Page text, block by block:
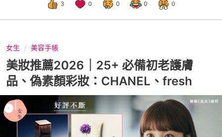
3 0 0 0 0
女生 美容手帳
美妝推薦2026｜25+ 必備初老護膚
品、偽素顏彩妝：CHANEL、fresh